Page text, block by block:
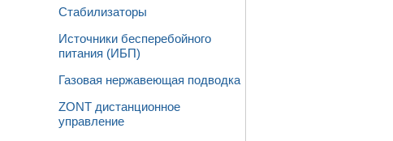
Стабилизаторы
Источники бесперебойного
питания (ИБП)
Газовая нержавеющая подводка
ZONT дистанционное
управление